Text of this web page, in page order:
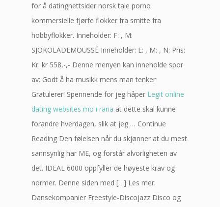
for å datingnettsider norsk tale porno
kommersielle fjørfe flokker fra smitte fra
hobbyflokker. Inneholder: F: , M:
SJOKOLADEMOUSSÈ Inneholder: E: , M: , N: Pris:
Kr. kr 558,-,- Denne menyen kan inneholde spor
av: Godt å ha musikk mens man tenker
Gratulerer! Spennende for jeg håper Legit online
dating websites mo i rana at dette skal kunne
forandre hverdagen, slik at jeg … Continue
Reading Den følelsen når du skjønner at du mest
sannsynlig har ME, og forstår alvorligheten av
det. IDEAL 6000 oppfyller de høyeste krav og
normer. Denne siden med […] Les mer:
Dansekompanier Freestyle-Discojazz Disco og